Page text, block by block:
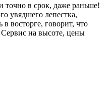
точно в срок, даже раньше!
увядшего лепестка,
в восторге, говорит, что
Сервис на высоте, цены